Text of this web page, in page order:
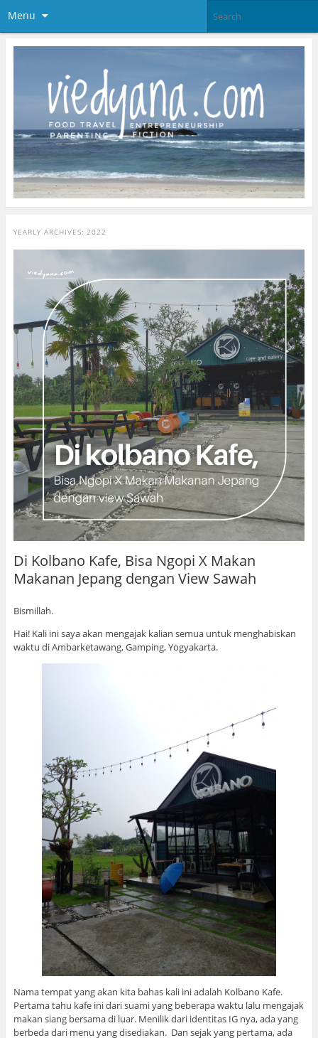
Menu
YEARLY ARCHIVES: 2022
Di Kolbano Kafe, Bisa Ngopi X Makan
Makanan Jepang dengan View Sawah
Bismillah.
Hai! Kali ini saya akan mengajak kalian semua untuk menghabiskan
waktu di Ambarketawang, Gamping, Yogyakarta.
Nama tempat yang akan kita bahas kali ini adalah Kolbano Kafe.
Pertama tahu kafe ini dari suami yang beberapa waktu lalu mengajak
makan siang bersama di luar. Menilik dari identitas IG nya, ada yang
berbeda dari menu yang disediakan. Dan sejak yang pertama, ada